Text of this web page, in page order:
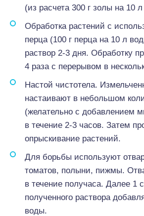
(из расчета 300 г золы на 10
Обработка растений с
перца (100 г перца на 10 л
раствор 2-3 дня. Обработку
4 раза с перерывом в
Настой чистотела.
настаивают в небольшом
(желательно с добавлением
в течение 2-3 часов. Затем
опрыскивание растений.
Для борьбы используют
томатов, полыни, пижмы.
в течение получаса. Далее 1
полученного раствора
воды.